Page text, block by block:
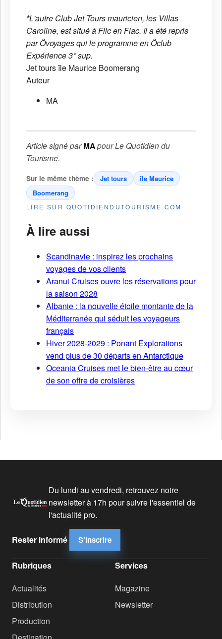
*L'autre Club Jet Tours mauricien, les Villas
Caroline, est situé à Flic en Flac. Il a été repris
par Ôvoyages qui le programme en Ôclub
Expérience 3* sup.
Jet toursîle Maurice Boomerang
Auteur
MA
Article signé parMApourLe Quotidien du
Tourisme.
Sur le même thème : Jet tours
île Maurice
Boomerang
LIRE SUR QUOTIDIENDUTOURISME.COM
À lire aussi
Scandinavie : inspirez les prochains
voyages de vos clients
Aranui Cruises ouvre les réservations pour
la saison 2028
Albanie : la nouvelle étoile montante de la
Méditerranée qui séduit les voyageurs
français
Hiver 2028-2029 : Ponant Explorations
vend plus de 30 départs en Antarctique
Oceania Cruises met le bien-être au cœur
de son offre de croisières
Du lundi au vendredi, retrouvez notre
newsletter à 17h pour suivre l'essentiel de
l'actualité pro.
Rester informé S'inscrire
Rubriques
Actualités
Distribution
Production
Services
Magazine
Newsletter